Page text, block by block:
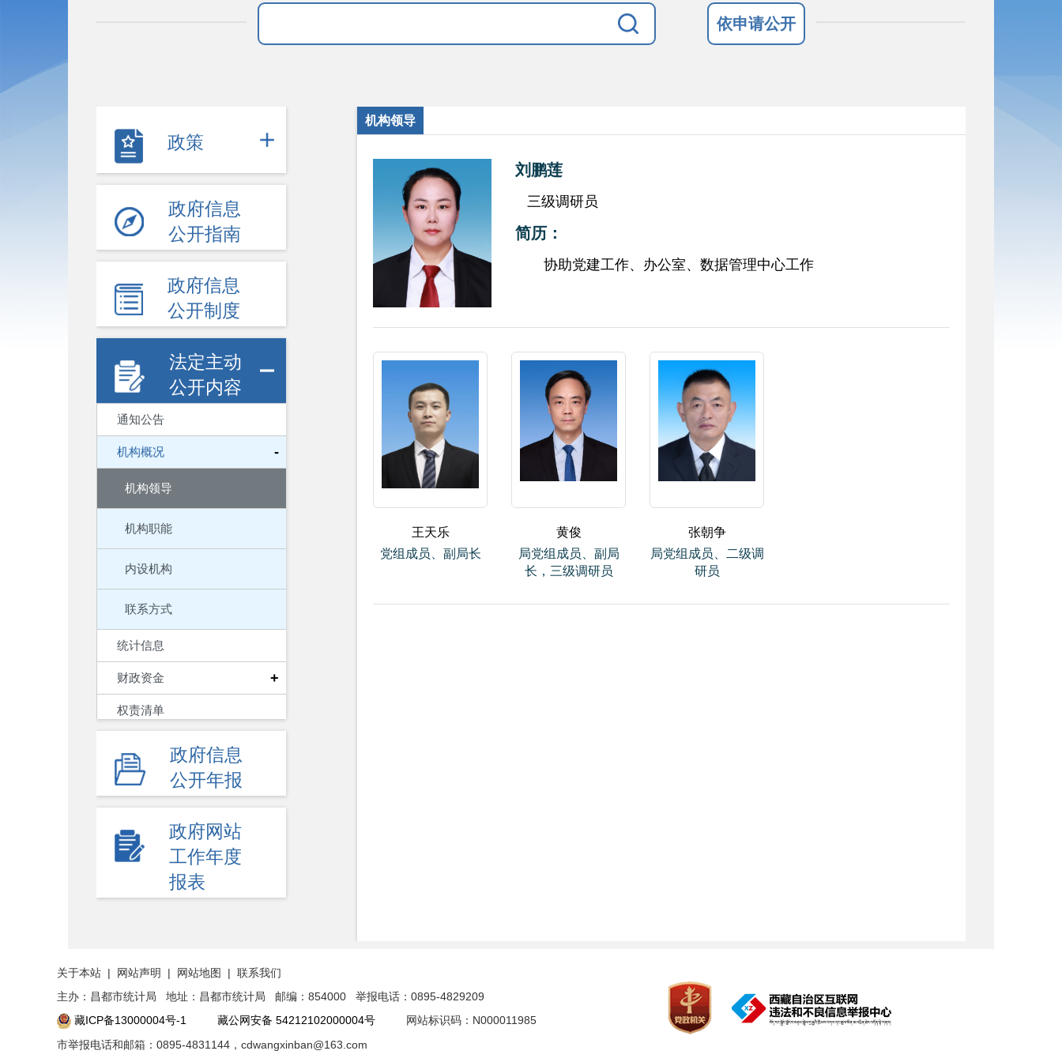
依申请公开
政策
政府信息
公开指南
政府信息
公开制度
法定主动
公开内容
通知公告
机构概况 -
机构领导
机构职能
内设机构
联系方式
统计信息
财政资金 +
权责清单
政府信息
公开年报
政府网站
工作年度
报表
机构领导
刘鹏莲
三级调研员
简历：
协助党建工作、办公室、数据管理中心工作
王天乐
党组成员、副局长
黄俊
局党组成员、副局
长，三级调研员
张朝争
局党组成员、二级调
研员
关于本站 | 网站声明 | 网站地图 | 联系我们
主办：昌都市统计局 地址：昌都市统计局 邮编：854000 举报电话：0895-4829209
藏ICP备13000004号-1
藏公网安备 54212102000004号
网站标识码：N000011985
市举报电话和邮箱：0895-4831144，cdwangxinban@163.com